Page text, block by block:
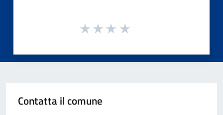
Contatta il comune